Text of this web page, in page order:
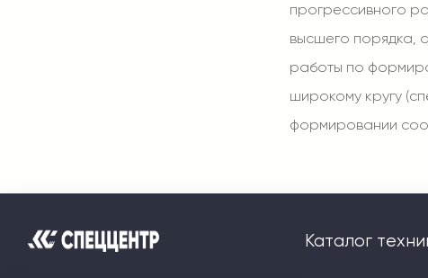
прогрессивного
высшего порядка,
работы по
широкому кругу
формировании
Каталог